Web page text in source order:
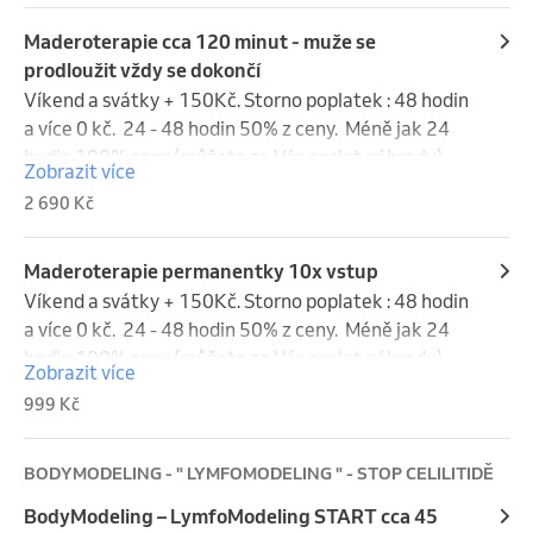
Maderoterapie cca 120 minut - muže se
prodloužit vždy se dokončí
Víkend a svátky + 150Kč. Storno poplatek : 48 hodin
a více 0 kč.  24 - 48 hodin 50% z ceny.  Méně jak 24
hodin 100% ceny (můžete za Vás poslat náhradu).
Víkend a svátky se do storna nepočítají.
Zobrazit více
2 690 Kč
Maderoterapie permanentky 10x vstup
Víkend a svátky + 150Kč. Storno poplatek : 48 hodin
a více 0 kč.  24 - 48 hodin 50% z ceny.  Méně jak 24
hodin 100% ceny (můžete za Vás poslat náhradu).
Víkend a svátky se do storna nepočítají.
Zobrazit více
999 Kč
BODYMODELING - " LYMFOMODELING " - STOP CELILITIDĚ
BodyModeling – LymfoModeling START cca 45